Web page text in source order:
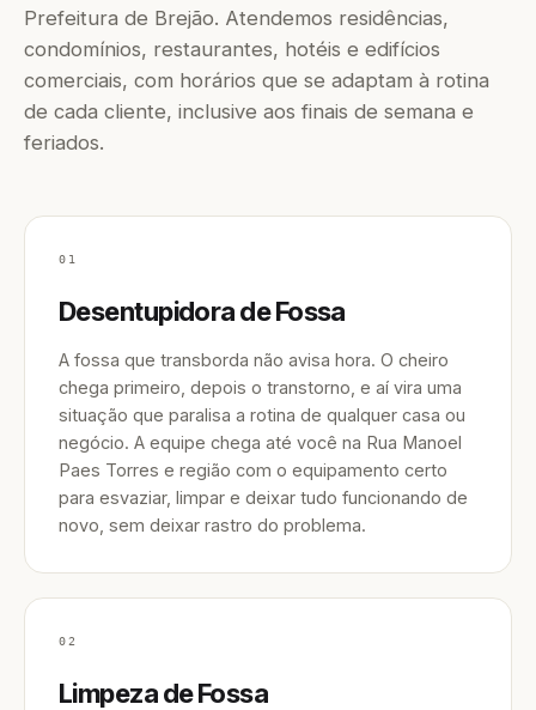
Prefeitura de Brejão. Atendemos residências,
condomínios, restaurantes, hotéis e edifícios
comerciais, com horários que se adaptam à rotina
de cada cliente, inclusive aos finais de semana e
feriados.
01
Desentupidora de Fossa
A fossa que transborda não avisa hora. O cheiro
chega primeiro, depois o transtorno, e aí vira uma
situação que paralisa a rotina de qualquer casa ou
negócio. A equipe chega até você na Rua Manoel
Paes Torres e região com o equipamento certo
para esvaziar, limpar e deixar tudo funcionando de
novo, sem deixar rastro do problema.
02
Limpeza de Fossa